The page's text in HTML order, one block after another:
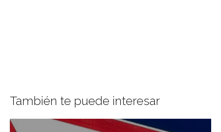
También te puede interesar